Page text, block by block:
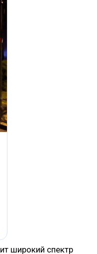
широкий спектр